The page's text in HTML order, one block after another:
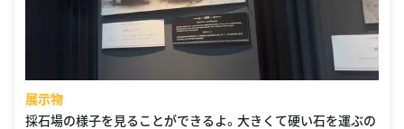
展示物
採石場の様子を見ることができるよ。大きくて硬い石を運ぶの